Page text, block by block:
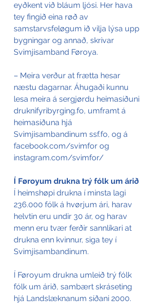
eyðkent við bláum ljósi. Her hava
tey fingið eina røð av
samstarvsfeløgum ið vilja lýsa upp
bygningar og annað, skrivar
Svimjisamband Føroya.
– Meira verður at frætta hesar
næstu dagarnar. Áhugaði kunnu
lesa meira á sergjørdu heimasíðuni
druknifyribyrging.fo, umframt á
heimasíðuna hjá
Svimjisambandinum ssf.fo, og á
facebook.com/svimfor og
instagram.com/svimfor/
Í Føroyum drukna trý fólk um árið
Í heimshøpi drukna í minsta lagi
236.000 fólk á hvørjum ári, harav
helvtin eru undir 30 ár, og harav
menn eru tvær ferðir sannlíkari at
drukna enn kvinnur, siga tey í
Svimjisambandinum.
Í Føroyum drukna umleið trý fólk
fólk um árið, sambært skráseting
hjá Landslæknanum síðani 2000.